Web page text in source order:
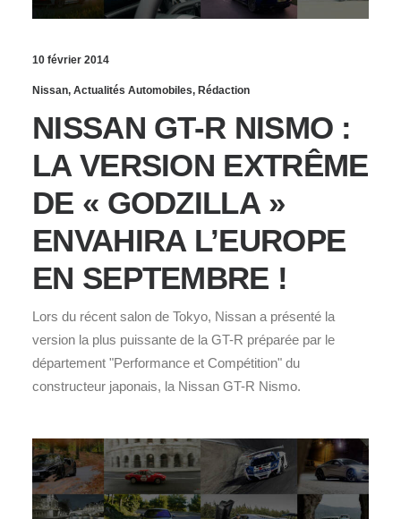
10 février 2014
Nissan, Actualités Automobiles, Rédaction
NISSAN GT-R NISMO :
LA VERSION EXTRÊME
DE « GODZILLA »
ENVAHIRA L’EUROPE
EN SEPTEMBRE !
Lors du récent salon de Tokyo, Nissan a présenté la
version la plus puissante de la GT-R préparée par le
département "Performance et Compétition" du
constructeur japonais, la Nissan GT-R Nismo.